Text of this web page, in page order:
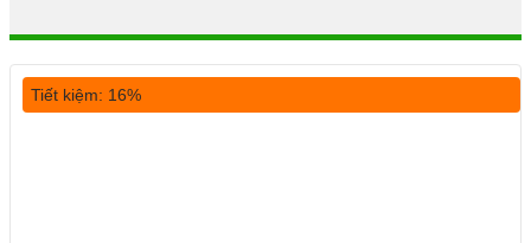
Tiết kiệm: 16%